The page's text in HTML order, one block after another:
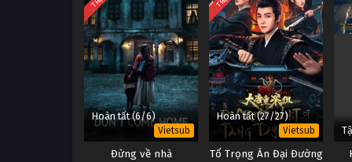
Hoàn tất (6/6)
Vietsub
Đừng về nhà
Hoàn tất (27/27)
Vietsub
Tổ Trọng Án Đại Đường